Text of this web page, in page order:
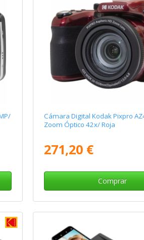
Cámara Digital Kodak Pixpro
Zoom Óptico 42x/ Roja
271,20 €
Comprar